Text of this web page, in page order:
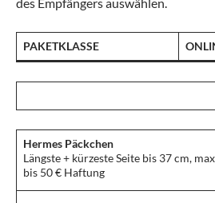
PAKETKLASSE
Hermes Päckchen
Längste + kürzeste Seite bis 37 cm,
bis 50 € Haftung